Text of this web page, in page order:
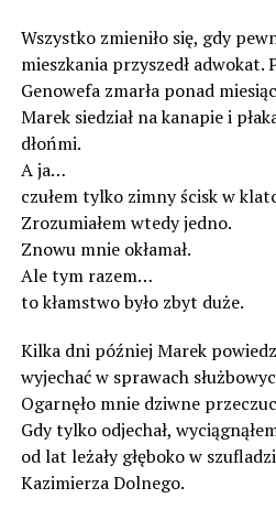
Wszystko zmieniło się, gdy
mieszkania przyszedł adwokat.
Genowefa zmarła ponad
Marek siedział na kanapie i
dłońmi.
A ja…
czułem tylko zimny ścisk w
Zrozumiałem wtedy jedno.
Znowu mnie okłamał.
Ale tym razem…
to kłamstwo było zbyt duże.
Kilka dni później Marek
wyjechać w sprawach
Ogarnęło mnie dziwne
Gdy tylko odjechał,
od lat leżały głęboko w
Kazimierza Dolnego.